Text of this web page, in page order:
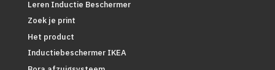
Leren Inductie Beschermer
Zoek je print
Het product
Inductiebeschermer IKEA